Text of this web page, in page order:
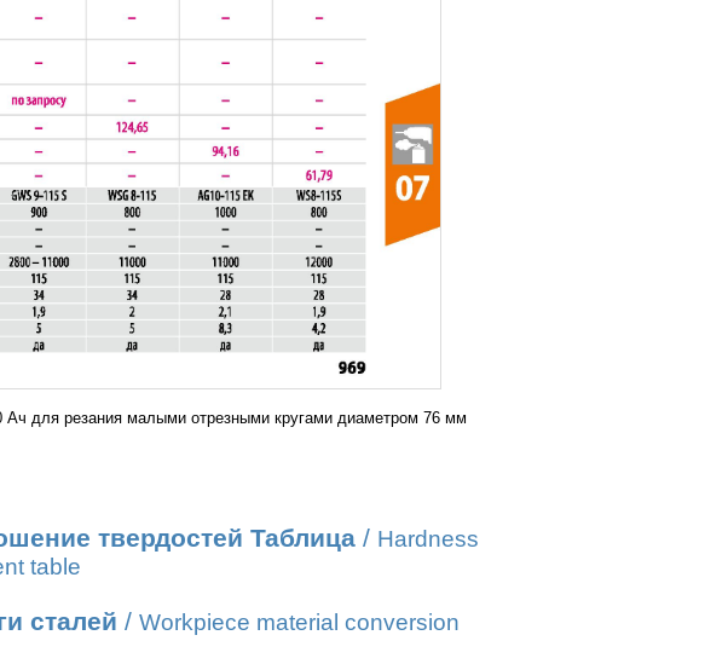
для резания малыми отрезными кругами диаметром 76 мм
твердостей Таблица / Hardness
table
сталей / Workpiece material conversion